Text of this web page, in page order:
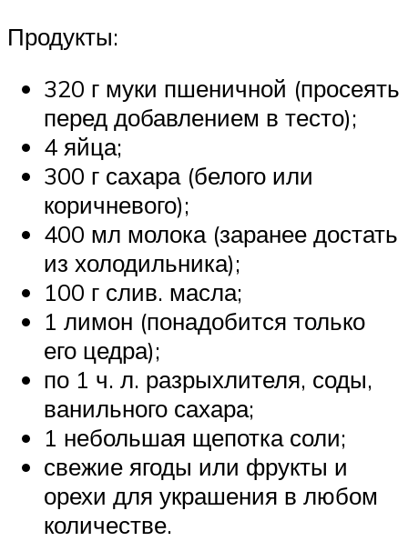
Продукты:
320 г муки пшеничной (просеять
перед добавлением в тесто);
4 яйца;
300 г сахара (белого или
коричневого);
400 мл молока (заранее достать
из холодильника);
100 г слив. масла;
1 лимон (понадобится только
его цедра);
по 1 ч. л. разрыхлителя, соды,
ванильного сахара;
1 небольшая щепотка соли;
свежие ягоды или фрукты и
орехи для украшения в любом
количестве.